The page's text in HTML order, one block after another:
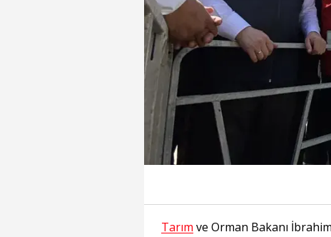
Tarım ve Orman Bakanı